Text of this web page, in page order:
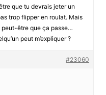
que tu devrais jeter un
trop flipper en roulat. Mais
peut-être que ça passe…
peut m’expliquer ?
#23060